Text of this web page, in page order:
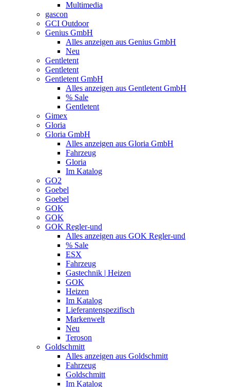
Multimedia
gascon
GCI Outdoor
Genius GmbH
Alles anzeigen aus Genius GmbH
Neu
Gentletent
Gentletent
Gentletent GmbH
Alles anzeigen aus Gentletent GmbH
% Sale
Gentletent
Gimex
Gloria
Gloria GmbH
Alles anzeigen aus Gloria GmbH
Fahrzeug
Gloria
Im Katalog
GO2
Goebel
Goebel
GOK
GOK
GOK Regler-und
Alles anzeigen aus GOK Regler-und
% Sale
ESX
Fahrzeug
Gastechnik | Heizen
GOK
Heizen
Im Katalog
Lieferantenspezifisch
Markenwelt
Neu
Teroson
Goldschmitt
Alles anzeigen aus Goldschmitt
Fahrzeug
Goldschmitt
Im Katalog